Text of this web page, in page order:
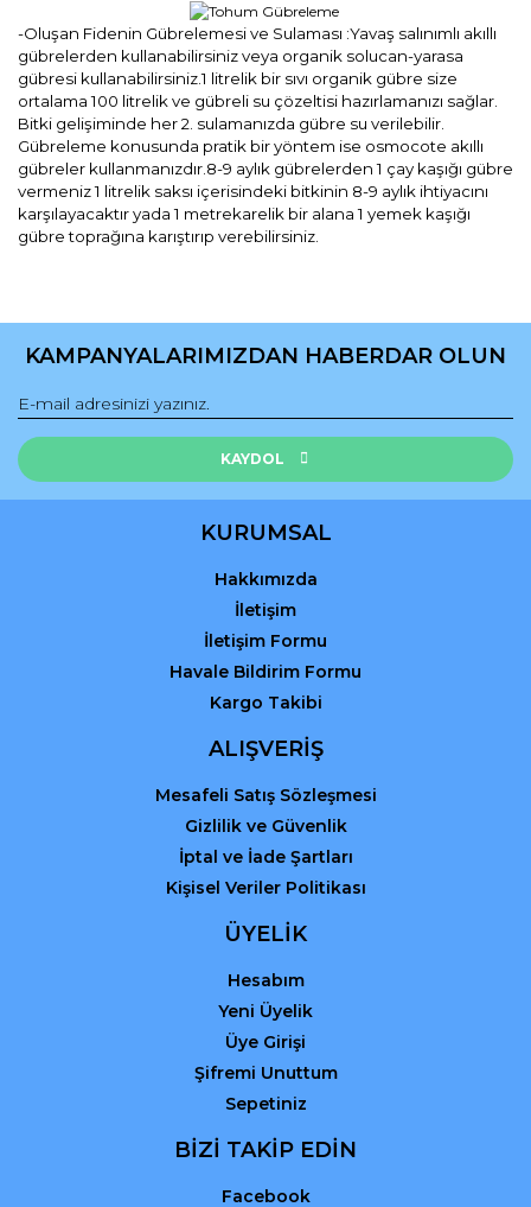
-Oluşan Fidenin Gübrelemesi ve Sulaması :Yavaş salınımlı akıllı
gübrelerden kullanabilirsiniz veya organik solucan-yarasa
gübresi kullanabilirsiniz.1 litrelik bir sıvı organik gübre size
ortalama 100 litrelik ve gübreli su çözeltisi hazırlamanızı sağlar.
Bitki gelişiminde her 2. sulamanızda gübre su verilebilir.
Gübreleme konusunda pratik bir yöntem ise osmocote akıllı
gübreler kullanmanızdır.8-9 aylık gübrelerden 1 çay kaşığı gübre
vermeniz 1 litrelik saksı içerisindeki bitkinin 8-9 aylık ihtiyacını
karşılayacaktır yada 1 metrekarelik bir alana 1 yemek kaşığı
gübre toprağına karıştırıp verebilirsiniz.
konularda yetersiz gördüğünüz noktaları öneri formunu
Görüş ve önerileriniz için teşekkür ederiz.
Ürün resmi kalitesiz, bozuk veya görüntülenemiyor.
Ürün açıklamasında eksik bilgiler bulunuyor.
Ürün fiyatı diğer sitelerden daha pahalı.
Gönder
KAMPANYALARIMIZDAN HABERDAR OLUN
KAYDOL
KURUMSAL
Hakkımızda
İletişim
İletişim Formu
Havale Bildirim Formu
Kargo Takibi
ALIŞVERİŞ
Mesafeli Satış Sözleşmesi
Gizlilik ve Güvenlik
İptal ve İade Şartları
Kişisel Veriler Politikası
ÜYELİK
Hesabım
Yeni Üyelik
Üye Girişi
Şifremi Unuttum
Sepetiniz
BİZİ TAKİP EDİN
Facebook